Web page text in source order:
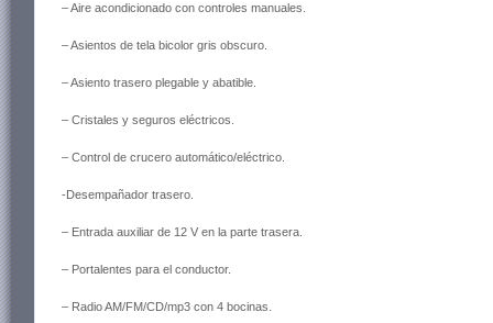
– Aire acondicionado con controles manuales.
– Asientos de tela bicolor gris obscuro.
– Asiento trasero plegable y abatible.
– Cristales y seguros eléctricos.
– Control de crucero automático/eléctrico.
-Desempañador trasero.
– Entrada auxiliar de 12 V en la parte trasera.
– Portalentes para el conductor.
– Radio AM/FM/CD/mp3 con 4 bocinas.